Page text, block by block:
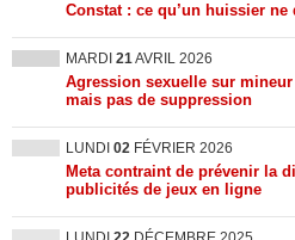
Constat : ce qu’un huissier ne
MARDI 21AVRIL 2026
Agression sexuelle sur
mais pas de suppression
LUNDI 02 FÉVRIER 2026
Meta contraint de prévenir la
publicités de jeux en ligne